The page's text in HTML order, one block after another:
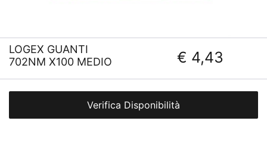
LOGEX GUANTI
702NM X100 MEDIO
€ 4,43
Verifica Disponibilità